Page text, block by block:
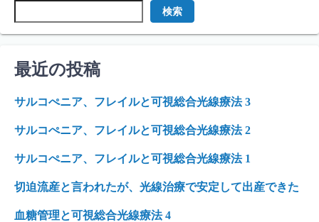
検索
最近の投稿
サルコぺニア、フレイルと可視総合光線療法 3
サルコぺニア、フレイルと可視総合光線療法 2
サルコぺニア、フレイルと可視総合光線療法 1
切迫流産と言われたが、光線治療で安定して出産できた
血糖管理と可視総合光線療法 4